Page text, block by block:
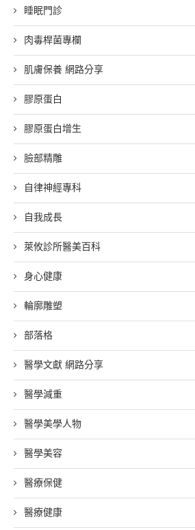
睡眠門診
肉毒桿菌專欄
肌膚保養 網路分享
膠原蛋白
膠原蛋白增生
臉部精雕
自律神經專科
自我成長
萊攸診所醫美百科
身心健康
輪廓雕塑
部落格
醫學文獻 網路分享
醫學減重
醫學美學人物
醫學美容
醫療保健
醫療健康